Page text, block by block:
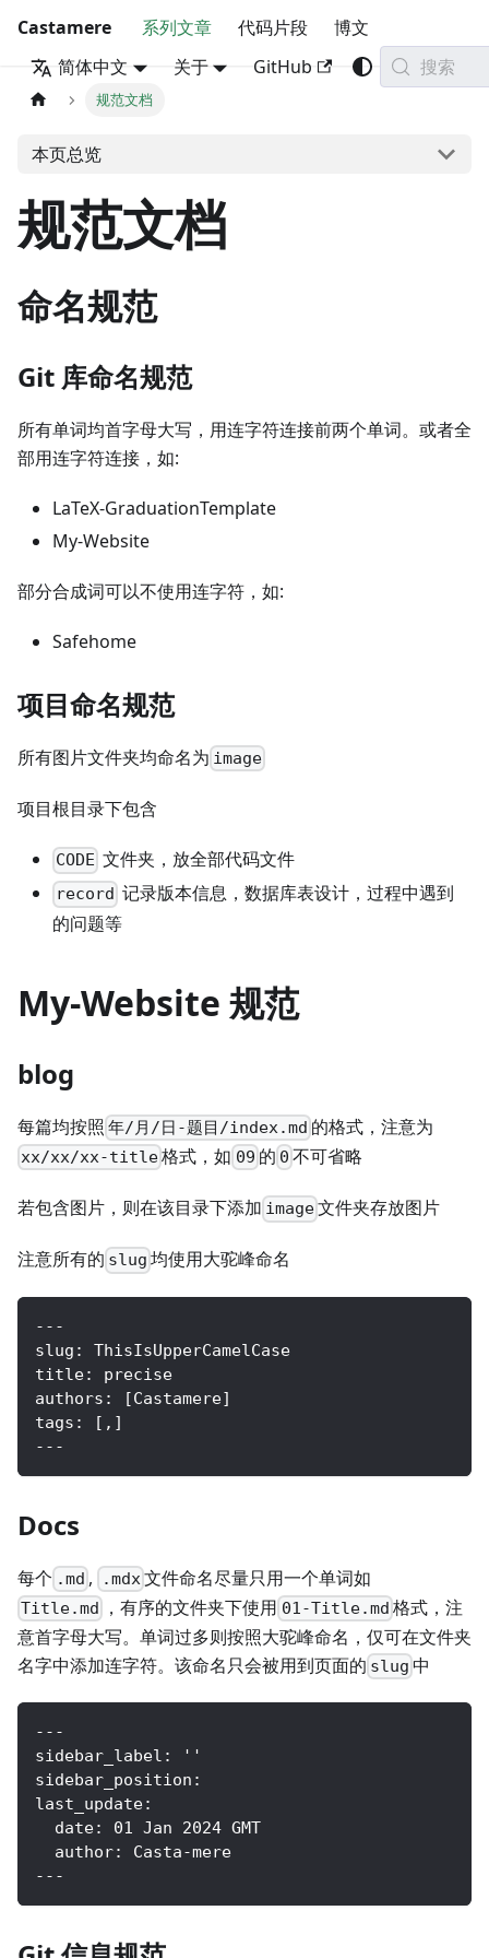
Castamere 系列文章 代码片段
博文
简体中文
关于 GitHub 搜索
规范文档
本页总览
规范文档
命名规范
Git 库命名规范
所有单词均首字母大写，用连字符连接前两个单词。或者全
部用连字符连接，如:
LaTeX-GraduationTemplate
My-Website
部分合成词可以不使用连字符，如:
Safehome
项目命名规范
所有图片文件夹均命名为 image
项目根目录下包含
CODE 文件夹，放全部代码文件
record 记录版本信息，数据库表设计，过程中遇到
的问题等
My-Website 规范
blog
每篇均按照 年/月/日-题目/index.md 的格式，注意为
xx/xx/xx-title格式，如 09 的 0 不可省略
若包含图片，则在该目录下添加 image文件夹存放图片
注意所有的 slug 均使用大驼峰命名
---
slug: ThisIsUpperCamelCase
title: precise
authors: [Castamere]
tags: [,]
---
Docs
每个 .md , .mdx文件命名尽量只用一个单词如
Title.md ，有序的文件夹下使用 01-Title.md 格式，注
意首字母大写。单词过多则按照大驼峰命名，仅可在文件夹
名字中添加连字符。该命名只会被用到页面的 slug 中
---
sidebar_label: ''
sidebar_position:
last_update:
  date: 01 Jan 2024 GMT
  author: Casta-mere
---